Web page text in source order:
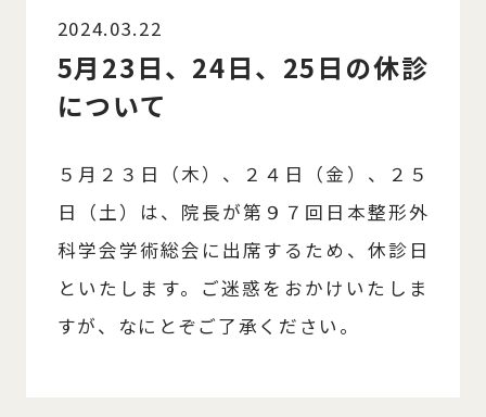
2024.03.22
5月23日、24日、25日の休診
について
５月２３日（木）、２４日（金）、２５
日（土）は、院長が第９７回日本整形外
科学会学術総会に出席するため、休診日
といたします。ご迷惑をおかけいたしま
すが、なにとぞご了承ください。